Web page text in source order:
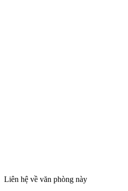
Liên hệ về văn phòng này